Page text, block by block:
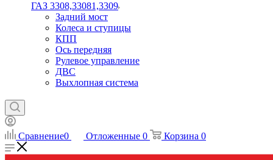
ГАЗ 3308,33081,3309
Задний мост
Колеса и ступицы
КПП
Ось передняя
Рулевое управление
ДВС
Выхлопная система
Сравнение0 Отложенные 0 Корзина 0